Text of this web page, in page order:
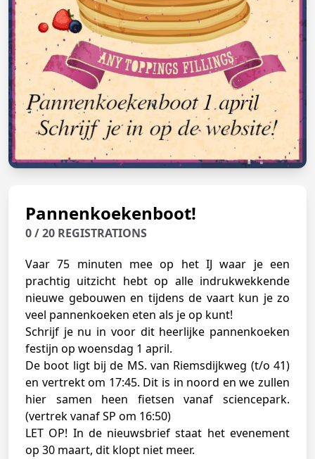
Pannenkoekenboot!
0 / 20 REGISTRATIONS
Vaar 75 minuten mee op het IJ waar je een
prachtig uitzicht hebt op alle indrukwekkende
nieuwe gebouwen en tijdens de vaart kun je zo
veel pannenkoeken eten als je op kunt!
Schrijf je nu in voor dit heerlijke pannenkoeken
festijn op woensdag 1 april.
De boot ligt bij de MS. van Riemsdijkweg (t/o 41)
en vertrekt om 17:45. Dit is in noord en we zullen
hier samen heen fietsen vanaf sciencepark.
(vertrek vanaf SP om 16:50)
LET OP! In de nieuwsbrief staat het evenement
op 30 maart, dit klopt niet meer.